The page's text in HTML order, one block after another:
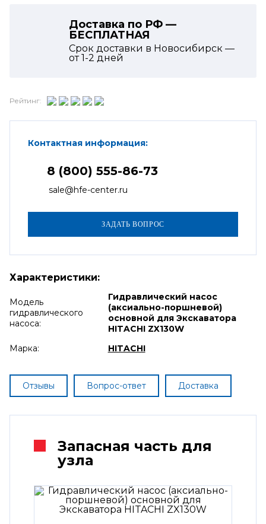
Доставка по РФ —
БЕСПЛАТНАЯ
Срок доставки в Новосибирск —
от1-2 дней
Рейтинг:
Контактная информация:
8 (800) 555-86-73
sale@hfe-center.ru
Характеристики:
Модель
гидравлического
насоса:
Гидравлический насос
(аксиально-поршневой)
основной для Экскаватора
HITACHI ZX130W
Марка:
HITACHI
Отзывы Вопрос-ответ Доставка
Запасная часть для
узла